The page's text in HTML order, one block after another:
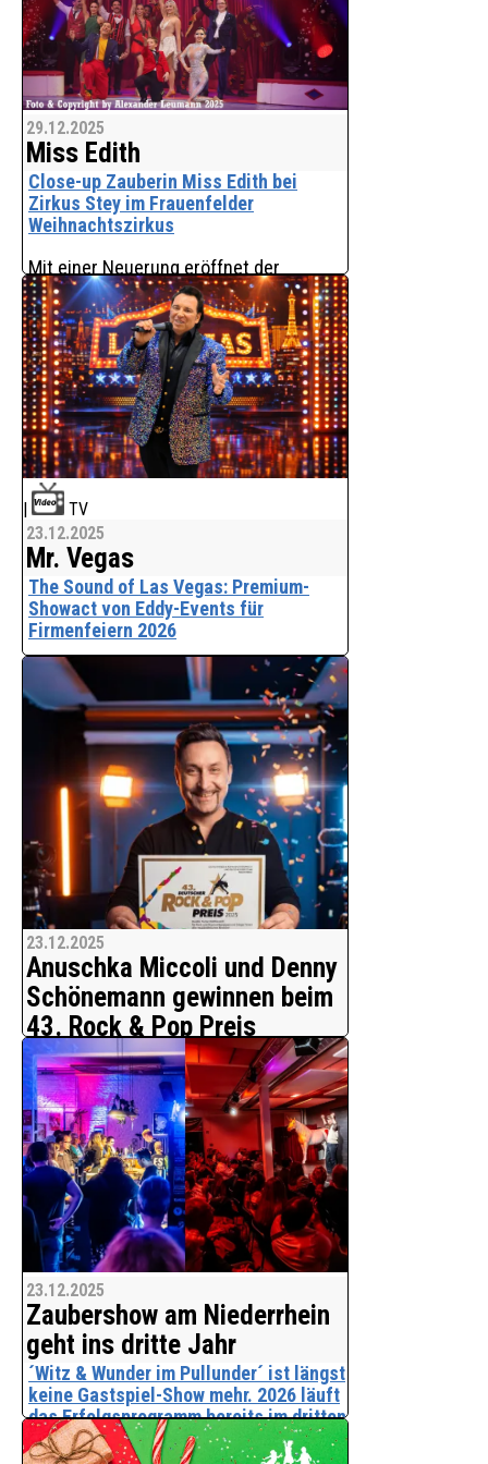
29.12.2025
Miss Edith
Close-up Zauberin Miss Edith bei
Zirkus Stey im Frauenfelder
Weihnachtszirkus
Mit einer Neuerung eröffnet der
renommierte Zirkus Stey den
diesjährigen Frauenfelder
Weihnachtszirkus: Erstmals wird das
Publikum bereits vor Beginn der
Vorstellung künstlerisch unterhalten.
Zirku
|
TV
23.12.2025
Mr. Vegas
The Sound of Las Vegas: Premium-
Showact von Eddy-Events für
Firmenfeiern 2026
Premium-Las-Vegas-Showact mit
Swing, Crooner-Songs und Retro-
Glamour für Business-Events
Mr. Vegas (King Eddy) bringt den Sound
von Sinatra, Elvis, Neil Diamond & Co.
live auf Firmenfeiern
Flexible
23.12.2025
Anuschka Miccoli und Denny
Schönemann gewinnen beim
43. Rock & Pop Preis
Bestes Musikvideo:
Es ist der Ritterschlag für die
unabhängige Musikszene: Am 13.
Dezember fand in der Siegerlandhalle in
Siegen die Verleihung des 43.
Deutschen Rock & Pop Preises statt.
Ganz oben auf dem Treppchen s
23.12.2025
Zaubershow am Niederrhein
geht ins dritte Jahr
´Witz & Wunder im Pullunder´ ist längst
keine Gastspiel-Show mehr. 2026 läuft
das Erfolgsprogramm bereits im dritten
Jahr